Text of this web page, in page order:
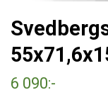
6 090:-